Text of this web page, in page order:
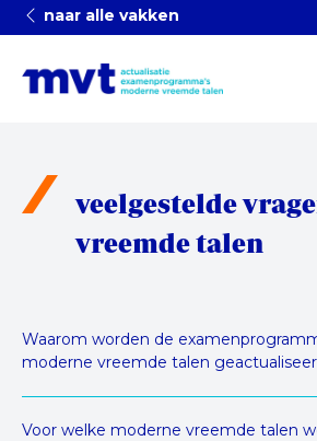
naar alle vakken
veelgestelde
vreemde talen
Waarom worden de
moderne vreemde talen
Voor welke moderne vreemde talen